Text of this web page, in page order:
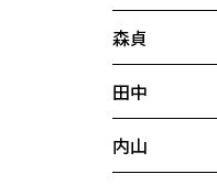
森貞
田中
内山